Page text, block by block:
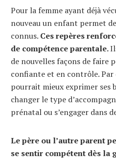
Pour la femme ayant déjà
nouveau un enfant permet
connus. Ces repères
de compétence parentale.
de nouvelles façons de faire
confiante et en contrôle. Par
pourrait mieux exprimer ses
changer le type
prénatal ou s’engager dans
Le père ou l’autre parent
se sentir compétent dès la